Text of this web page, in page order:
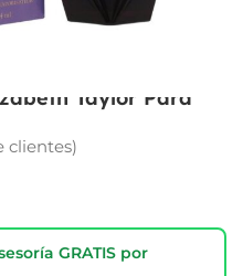
Taylor Para
clientes)
GRATIS por